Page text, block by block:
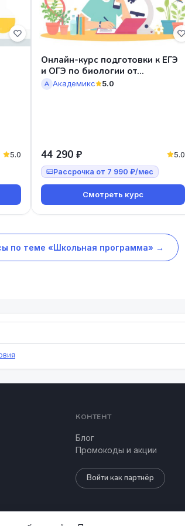
5.0
Онлайн-курс подготовки к ЕГЭ
и ОГЭ по биологии от
Академикс
А Академикс 5.0
44 290 ₽ 5.0
Рассрочка от 7 990 ₽/мес
Смотреть курс
по теме «Школьная программа» →
КОНТЕНТ
Блог
Промокоды и акции
Войти как партнёр